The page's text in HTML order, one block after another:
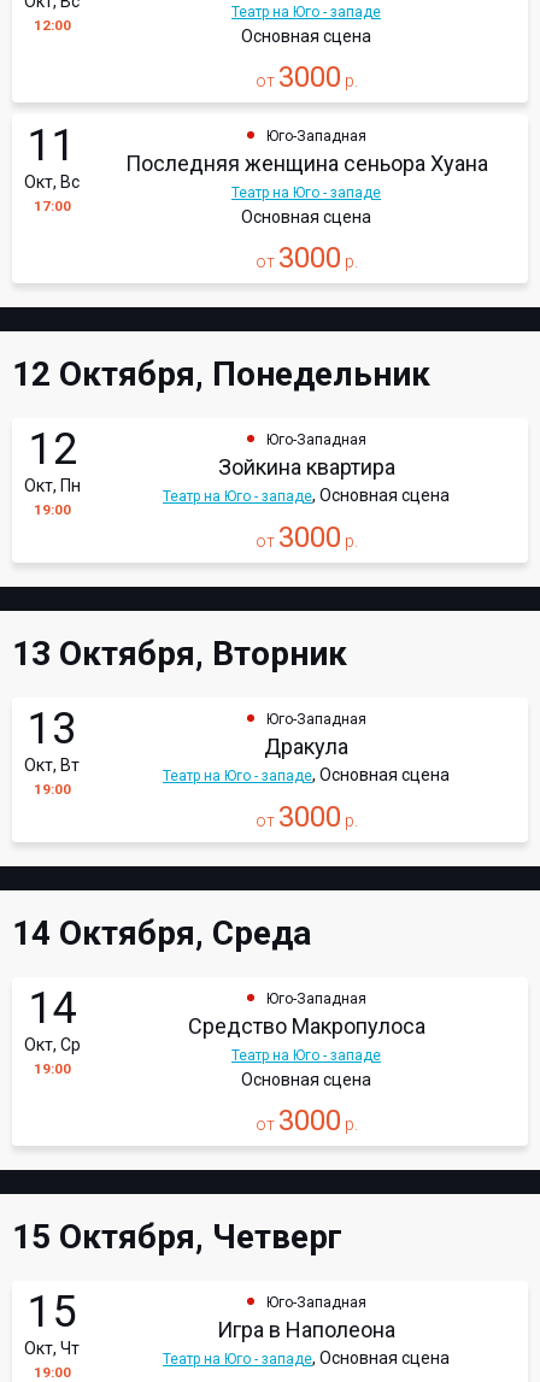
12:00
Театр на Юго - западе
Основная сцена
от 3000 р.
11
Окт, Вс
17:00
Юго-Западная
Последняя женщина сеньора Хуана
Театр на Юго - западе
Основная сцена
от 3000 р.
12 Октября, Понедельник
12
Окт, Пн
19:00
Юго-Западная
Зойкина квартира
Театр на Юго - западе, Основная сцена
от 3000 р.
13 Октября, Вторник
13
Окт, Вт
19:00
Юго-Западная
Дракула
Театр на Юго - западе, Основная сцена
от 3000 р.
14 Октября, Среда
14
Окт, Ср
19:00
Юго-Западная
Средство Макропулоса
Театр на Юго - западе
Основная сцена
от 3000 р.
15 Октября, Четверг
15
Окт, Чт
19:00
Юго-Западная
Игра в Наполеона
Театр на Юго - западе, Основная сцена